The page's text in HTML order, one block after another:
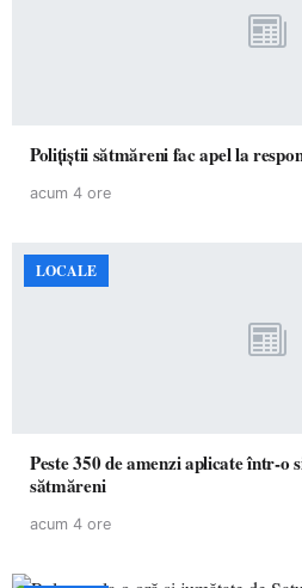
acum 4 ore
LOCALE
Peste 350 de amenzi aplicate într-o
sătmăreni
acum 4 ore